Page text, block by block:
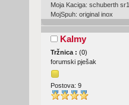
Moja Kaciga: schuberth sr1
MojSpuh: original inox
Kalmy
Tržnica : (0)
forumski pješak
Postova: 9